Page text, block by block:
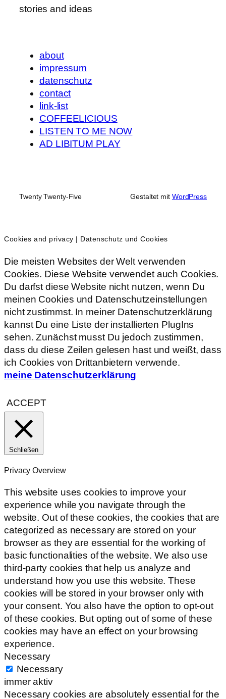
stories and ideas
about
impressum
datenschutz
contact
link-list
COFFEELICIOUS
LISTEN TO ME NOW
AD LIBITUM PLAY
Twenty Twenty-Five Gestaltet mit WordPress
Cookies and privacy | Datenschutz und Cookies
Die meisten Websites der Welt verwenden
Cookies. Diese Website verwendet auch Cookies.
Du darfst diese Website nicht nutzen, wenn Du
meinen Cookies und Datenschutzeinstellungen
nicht zustimmst. In meiner Datenschutzerklärung
kannst Du eine Liste der installierten PlugIns
sehen. Zunächst musst Du jedoch zustimmen,
dass du diese Zeilen gelesen hast und weißt, dass
ich Cookies von Drittanbietern verwende.
meine Datenschutzerklärung
ACCEPT
Schließen
Privacy Overview
This website uses cookies to improve your
experience while you navigate through the
website. Out of these cookies, the cookies that are
categorized as necessary are stored on your
browser as they are essential for the working of
basic functionalities of the website. We also use
third-party cookies that help us analyze and
understand how you use this website. These
cookies will be stored in your browser only with
your consent. You also have the option to opt-out
of these cookies. But opting out of some of these
cookies may have an effect on your browsing
experience.
Necessary
Necessary
immer aktiv
Necessary cookies are absolutely essential for the